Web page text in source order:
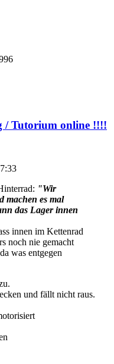
/ Tutorium online !!!!
"Wir
machen es mal
das Lager innen
innen im Kettenrad
noch nie gemacht
was entgegen
und fällt nicht raus.